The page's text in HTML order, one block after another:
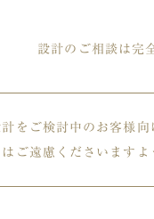
設計のご相談は完
をご検討中のお客様向
ご遠慮くださいますよ